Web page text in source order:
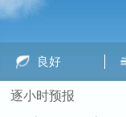
良好
逐小时预报